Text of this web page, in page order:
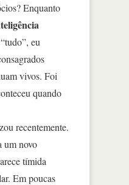
Enquanto
eu
vivos. Foi
quando
recentemente.
um novo
tímida
Em poucas